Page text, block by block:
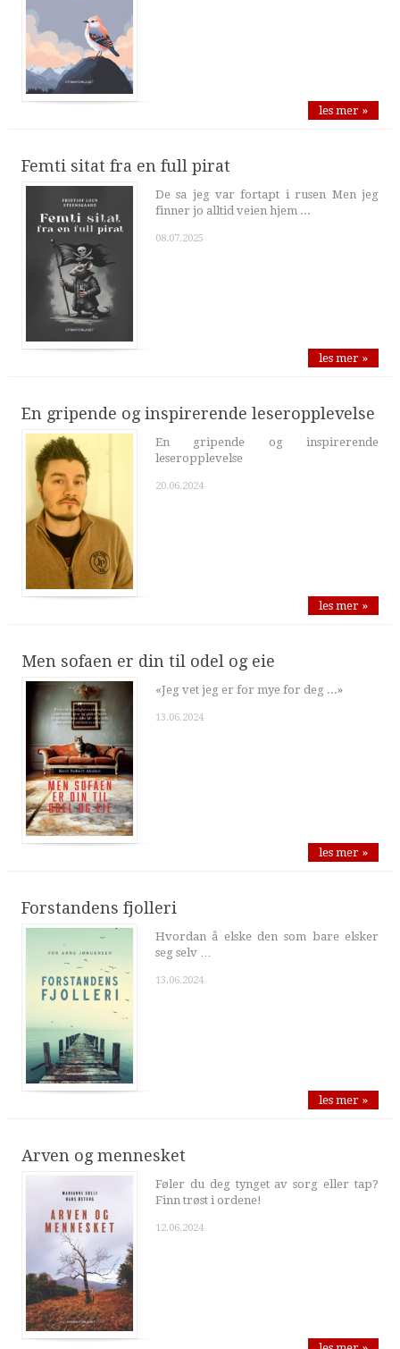
les mer »
Femti sitat fra en full pirat
De sa jeg var fortapt i rusen Men jeg
finner jo alltid veien hjem ...
08.07.2025
les mer »
En gripende og inspirerende leseropplevelse
En gripende og inspirerende
leseropplevelse
20.06.2024
les mer »
Men sofaen er din til odel og eie
«Jeg vet jeg er for mye for deg ...»
13.06.2024
les mer »
Forstandens fjolleri
Hvordan å elske den som bare elsker
seg selv …
13.06.2024
les mer »
Arven og mennesket
Føler du deg tynget av sorg eller tap?
Finn trøst i ordene!
12.06.2024